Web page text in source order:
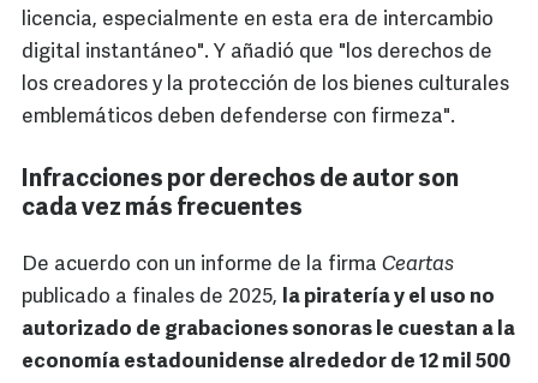
licencia, especialmente en esta era de intercambio
digital instantáneo". Y añadió que "los derechos de
los creadores y la protección de los bienes culturales
emblemáticos deben defenderse con firmeza".
Infracciones por derechos de autor son
cada vez más frecuentes
De acuerdo con un informe de la firma Ceartas
publicado a finales de 2025, la piratería y el uso no
autorizado de grabaciones sonoras le cuestan a la
economía estadounidense alrededor de 12 mil 500